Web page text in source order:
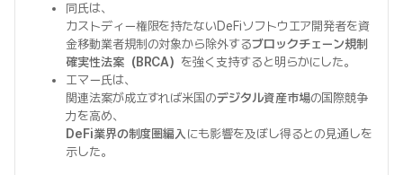
同氏は、
カストディー権限を持たないDeFiソフトウエア開発者を資
金移動業者規制の対象から除外するブロックチェーン規制
確実性法案（BRCA）を強く支持すると明らかにした。
エマー氏は、
関連法案が成立すれば米国のデジタル資産市場の国際競争
力を高め、
DeFi業界の制度圏編入 にも影響を及ぼし得るとの見通しを
示した。